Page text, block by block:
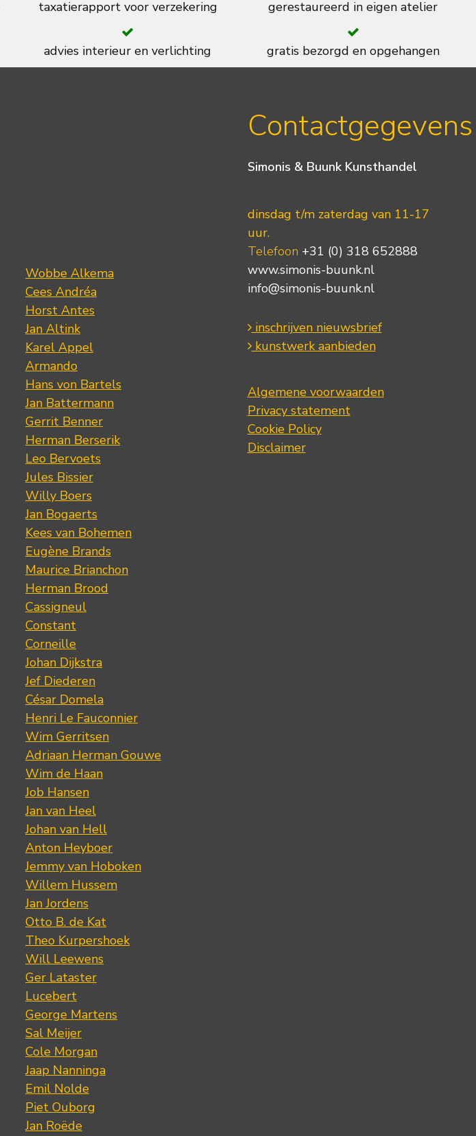
taxatierapport voor verzekering gerestaureerd in eigen atelier
advies interieur en verlichting gratis bezorgd en opgehangen
Wobbe Alkema
Cees Andréa
Horst Antes
Jan Altink
Karel Appel
Armando
Hans von Bartels
Jan Battermann
Gerrit Benner
Herman Berserik
Leo Bervoets
Jules Bissier
Willy Boers
Jan Bogaerts
Kees van Bohemen
Eugène Brands
Maurice Brianchon
Herman Brood
Cassigneul
Constant
Corneille
Johan Dijkstra
Jef Diederen
César Domela
Henri Le Fauconnier
Wim Gerritsen
Adriaan Herman Gouwe
Wim de Haan
Job Hansen
Jan van Heel
Johan van Hell
Anton Heyboer
Jemmy van Hoboken
Willem Hussem
Jan Jordens
Otto B. de Kat
Theo Kurpershoek
Will Leewens
Ger Lataster
Lucebert
George Martens
Sal Meijer
Cole Morgan
Jaap Nanninga
Emil Nolde
Piet Ouborg
Jan Roëde
Contactgegevens
Simonis & Buunk Kunsthandel
dinsdag t/m zaterdag van 11-17
uur.
Telefoon +31 (0) 318 652888
www.simonis-buunk.nl
info@simonis-buunk.nl
inschrijven nieuwsbrief
kunstwerk aanbieden
Algemene voorwaarden
Privacy statement
Cookie Policy
Disclaimer